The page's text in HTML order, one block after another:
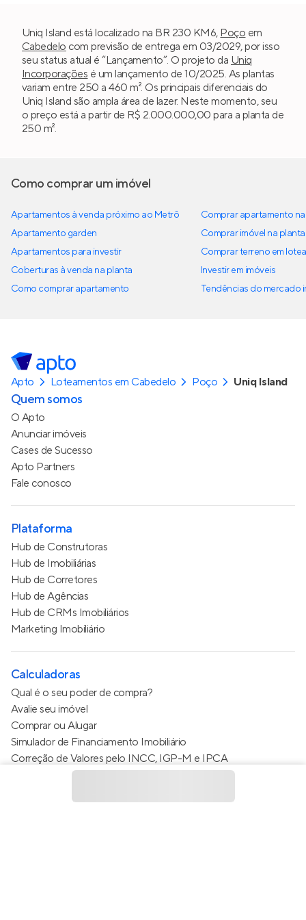
Uniq Island está localizado na BR 230 KM6, Poço em
Cabedelo com previsão de entrega em 03/2029, por isso
seu status atual é “Lançamento”. O projeto da Uniq
Incorporações é um lançamento de 10/2025. As plantas
variam entre 250 a 460 m². Os principais diferenciais do
Uniq Island são ampla área de lazer. Neste momento, seu
o preço está a partir de R$ 2.000.000,00 para a planta de
250 m².
Como comprar um imóvel
Apartamentos à venda próximo ao Metrô
Apartamento garden
Apartamentos para investir
Coberturas à venda na planta
Como comprar apartamento
Comprar apartamento
Comprar imóvel na planta
Comprar terreno em
Investir em imóveis
Tendências do mercado
Apto Loteamentos em Cabedelo Poço Uniq Island
Quem somos
O Apto
Anunciar imóveis
Cases de Sucesso
Apto Partners
Fale conosco
Plataforma
Hub de Construtoras
Hub de Imobiliárias
Hub de Corretores
Hub de Agências
Hub de CRMs Imobiliários
Marketing Imobiliário
Calculadoras
Qual é o seu poder de compra?
Avalie seu imóvel
Comprar ou Alugar
Simulador de Financiamento Imobiliário
Correção de Valores pelo INCC, IGP-M e IPCA
Estimativa de valor do condomínio